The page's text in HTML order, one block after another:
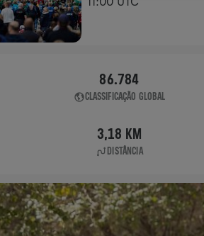
86.784
CLASSIFICAÇÃO GLOBAL
3,18 KM
DISTÂNCIA